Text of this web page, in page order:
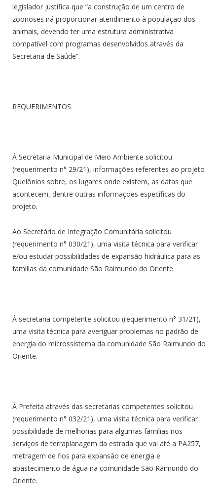
legislador justifica que “a construção de um centro de
zoonoses irá proporcionar atendimento à população dos
animais, devendo ter uma estrutura administrativa
compatível com programas desenvolvidos através da
Secretaria de Saúde”.
REQUERIMENTOS
À Secretaria Municipal de Meio Ambiente solicitou
(requerimento n° 29/21), informações referentes ao projeto
Quelônios sobre, os lugares onde existem, as datas que
acontecem, dentre outras informações específicas do
projeto.
Ao Secretário de Integração Comunitária solicitou
(requerimento n° 030/21), uma visita técnica para verificar
e/ou estudar possibilidades de expansão hidráulica para as
famílias da comunidade São Raimundo do Oriente.
À secretaria competente solicitou (requerimento n° 31/21),
uma visita técnica para averiguar problemas no padrão de
energia do microssistema da comunidade São Raimundo do
Oriente.
À Prefeita através das secretarias competentes solicitou
(requerimento n° 032/21), uma visita técnica para verificar
possibilidade de melhorias para algumas famílias nos
serviços de terraplanagem da estrada que vai até a PA257,
metragem de fios para expansão de energia e
abastecimento de água na comunidade São Raimundo do
Oriente.